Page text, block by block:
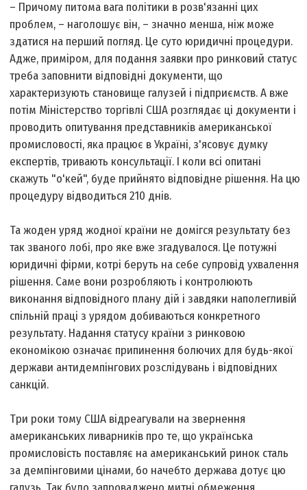
– Причому питома вага політики в розв'язанні цих
проблем, – наголошує він, – значно менша, ніж може
здатися на перший погляд. Це суто юридичні процедури.
Адже, приміром, для подання заявки про ринковий статус
треба заповнити відповідні документи, що
характеризують становище галузей і підприємств. А вже
потім Міністерство торгівлі США розглядає ці документи і
проводить опитування представників американської
промисловості, яка працює в Україні, з'ясовує думку
експертів, тривають консультації. І коли всі опитані
скажуть "о'кей", буде прийнято відповідне рішення. На цю
процедуру відводиться 210 днів.
Та жоден уряд жодної країни не домігся результату без
так званого лобі, про яке вже згадувалося. Це потужні
юридичні фірми, котрі беруть на себе супровід ухвалення
рішення. Саме вони розробляють і контролюють
виконання відповідного плану дій і завдяки наполегливій
спільній праці з урядом добиваються конкретного
результату. Надання статусу країни з ринковою
економікою означає припинення болючих для будь-якої
держави антидемпінгових розслідувань і відповідних
санкцій.
Три роки тому США відреагували на звернення
американських ливарників про те, що українська
промисловість поставляє на американський ринок сталь
за демпінговими цінами, бо начебто держава дотує цю